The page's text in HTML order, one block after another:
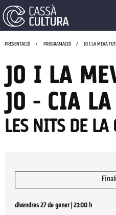
PRESENTACIÓ PROGRAMACIÓ JO I LA MEVA
JO I LA
JO - CIA LA
LES NITS DE LA
divendres 27 de gener| 21:00 h